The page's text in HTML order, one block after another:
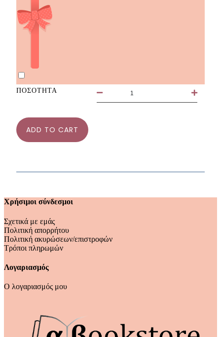
ΠΟΣΌΤΗΤΑ
ADD TO CART
Χρήσιμοι σύνδεσμοι
Σχετικά με εμάς
Πολιτική απορρήτου
Πολιτική ακυρώσεων/επιστροφών
Τρόποι πληρωμών
Λογαριασμός
Ο λογαριασμός μου